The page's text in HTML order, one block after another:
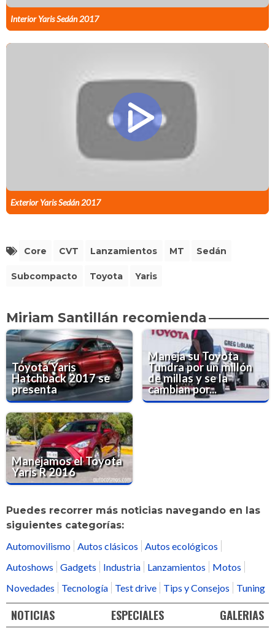
Interior Yaris Sedán 2017
Exterior Yaris Sedán 2017
Core CVT Lanzamientos MT Sedán
Subcompacto Toyota Yaris
Miriam Santillán recomienda
Toyota Yaris
Hatchback 2017 se
presenta
Maneja su Toyota
Tundra por un millón
de millas y se la
cambian por...
Manejamos el Toyota
Yaris R 2016
Puedes recorrer más noticias navegando en las
siguientes categorías:
Automovilismo
Autos clásicos
Autos ecológicos
Autoshows
Gadgets Industria Lanzamientos
Motos
Novedades
Tecnología Test drive Tips y Consejos Tuning
NOTICIAS ESPECIALES GALERIAS